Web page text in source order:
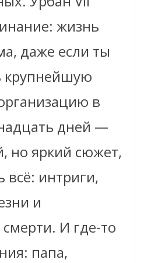
жизнь
даже если ты
крупнейшую
в
дней —
но яркий сюжет,
всё: интриги,
и
И где-то
папа,